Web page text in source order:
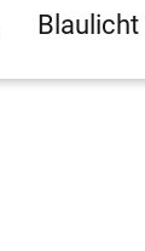
Blaulicht